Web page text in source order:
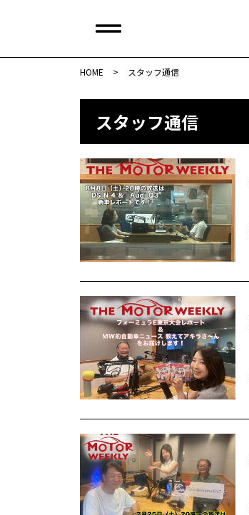
HOME > スタッフ通信
スタッフ通信